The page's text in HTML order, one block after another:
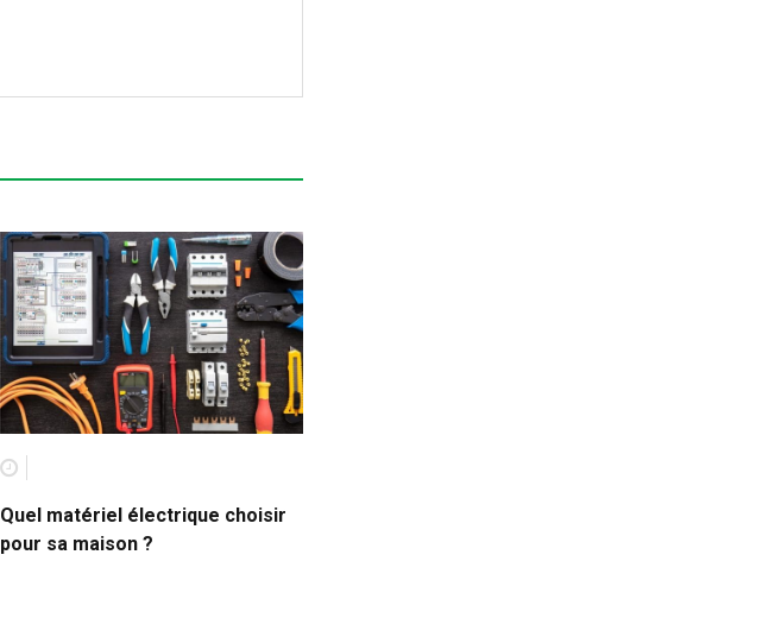
Quel matériel électrique choisir
pour sa maison ?